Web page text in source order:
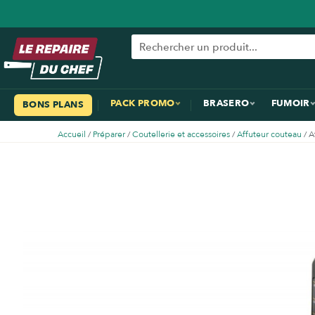
BONS PLANS PACK PROMO BRASERO FUMOIR
Accueil /Préparer/Coutellerie et accessoires/Affuteur couteau /